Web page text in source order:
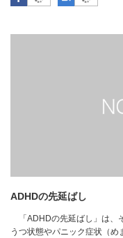
ADHDの先延ばし
「ADHDの先延ばし」は、
うつ状態やパニック症状（